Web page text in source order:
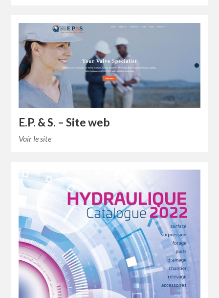
E.P. & S. – Site web
Voir le site